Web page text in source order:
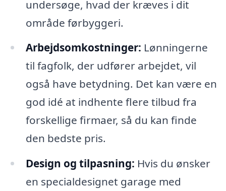
undersøge, hvad der kræves i dit
område førbyggeri.
Arbejdsomkostninger: Lønningerne
til fagfolk, der udfører arbejdet, vil
også have betydning. Det kan være en
god idé at indhente flere tilbud fra
forskellige firmaer, så du kan finde
den bedste pris.
Design og tilpasning: Hvis du ønsker
en specialdesignet garage med